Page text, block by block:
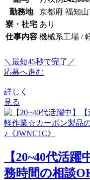
勤務地
京都府 福知
寮・社宅 あり
仕事内容 機械系工場 /
＼最短45秒で完了／
応募へ進む
詳しく
見る
【20~40代活
務時間の相談